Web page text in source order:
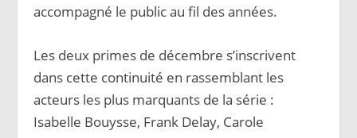
accompagné le public au fil des années.
Les deux primes de décembre s’inscrivent
dans cette continuité en rassemblant les
acteurs les plus marquants de la série :
Isabelle Bouysse, Frank Delay, Carole